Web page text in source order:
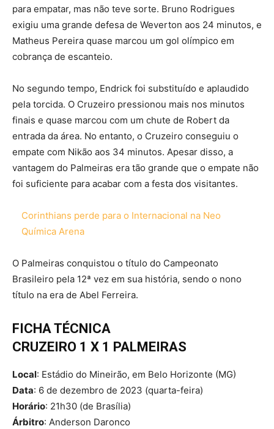
para empatar, mas não teve sorte. Bruno Rodrigues
exigiu uma grande defesa de Weverton aos 24 minutos, e
Matheus Pereira quase marcou um gol olímpico em
cobrança de escanteio.
No segundo tempo, Endrick foi substituído e aplaudido
pela torcida. O Cruzeiro pressionou mais nos minutos
finais e quase marcou com um chute de Robert da
entrada da área. No entanto, o Cruzeiro conseguiu o
empate com Nikão aos 34 minutos. Apesar disso, a
vantagem do Palmeiras era tão grande que o empate não
foi suficiente para acabar com a festa dos visitantes.
Corinthians perde para o Internacional na Neo
Química Arena
O Palmeiras conquistou o título do Campeonato
Brasileiro pela 12ª vez em sua história, sendo o nono
título na era de Abel Ferreira.
FICHA TÉCNICA
CRUZEIRO 1 X 1 PALMEIRAS
Local: Estádio do Mineirão, em Belo Horizonte (MG)
Data: 6 de dezembro de 2023 (quarta-feira)
Horário: 21h30 (de Brasília)
Árbitro: Anderson Daronco